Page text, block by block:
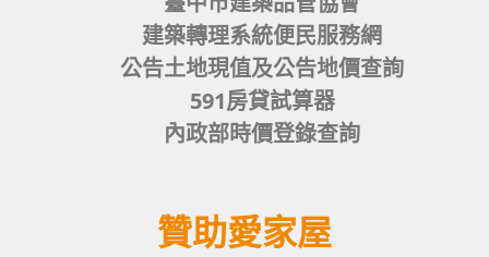
建築轉理系統便民服務網
公告土地現值及公告地價查詢
591房貸試算器
內政部時價登錄查詢
贊助愛家屋